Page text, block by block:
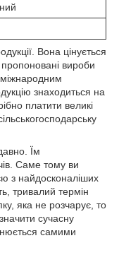
Вона цінується
вироби
міжнародним
знаходиться на
платити великі
Їм
Саме тому ви
з найдосконаліших
тривалий термін
яка не розчарує, то
сучасну
самими